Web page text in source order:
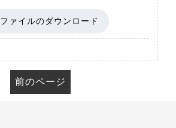
ファイルのダウンロード
前のページ